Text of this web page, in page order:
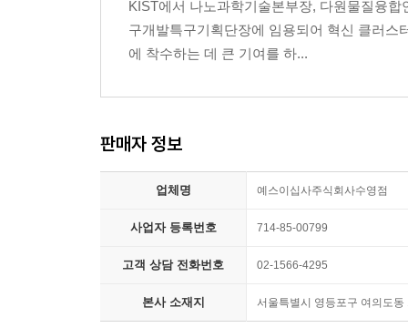
기술 | 이노스페이스 | 인디고 AG | 임파서블 푸드
| 플래닛 랩 | 필메디 | CFS | D- 웨이브 시스템스 |
재앙으로 치닫는 기후변화 | 그 밖의 난제들
02. 딥테크와 난제 해결
주목받지 못했던 기술의 재발견 | 유망 신기술의
03. 딥테크가 출현한 배경
기술 전주기에 대한 관심 증대 | 점진적이고 부분
KIST에서 나노과학기술본부장, 다원물질융
구개발특구기획단장에 임용되어 혁신 클러
에 착수하는 데 큰 기여를 하...
판매자 정보
업체명 예스이십사주식회사수영점
사업자 등록번호 714-85-00799
고객 상담 전화번호 02-1566-4295
본사 소재지 서울특별시 영등포구 여의도